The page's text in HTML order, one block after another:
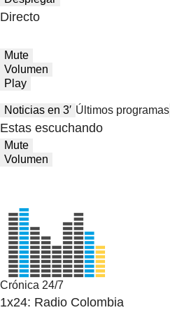
Directo
Mute
Volumen
Play
Noticias en 3′ Últimos programas
Estas escuchando
Mute
Volumen
Crónica 24/7
1x24: Radio Colombia